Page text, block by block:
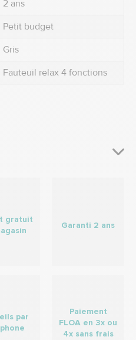
2 ans
Petit budget
Gris
Fauteuil relax 4 fonctions
gratuit
Garanti 2 ans
par
Paiement
FLOA en 3x ou
4x sans frais